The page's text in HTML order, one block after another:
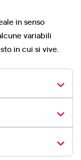
in senso
variabili
in cui si vive.